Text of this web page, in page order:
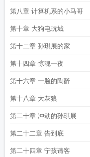
第八章 计算机系的小马哥
第十章 大狗电玩城
第十二章 孙琪展的家
第十四章 惊魂一夜
第十六章 一脸的陶醉
第十八章 大灰狼
第二十章 冲动的孙琪展
第二十二章 告到底
第二十四章 宁孩请客